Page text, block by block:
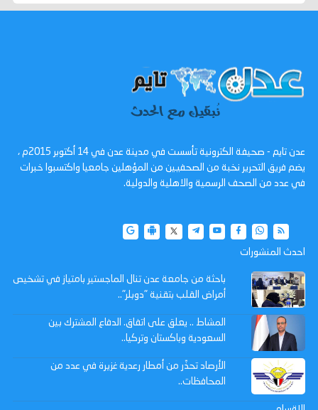
عدن تايم - صحيفة الكترونية تأسست في مدينة عدن في 14 أكتوبر 2015م ،
يضم فريق التحرير نخبة من الصحفيين من المؤهلين جامعيا واكتسبوا خبرات
في عدد من الصحف الرسمية والاهلية والدولية.
احدث المنشورات
باحثة من جامعة عدن تنال الماجستير بامتياز في تشخيص
أمراض القلب بتقنية "دوبلر"..
المشاط .. يعلق على اتفاق. الدفاع المشترك بين
السعودية وباكستان وتركيا..
الأرصاد تحذّر من أمطار رعدية غزيرة في عدد من
المحافظات..